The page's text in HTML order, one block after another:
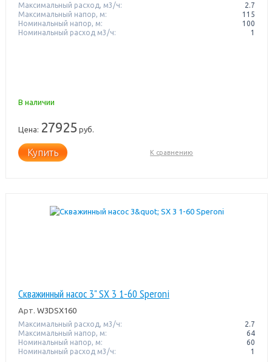
Максимальный расход, м3/ч:
2.7
Максимальный напор, м:
115
Номинальный напор, м:
100
Номинальный расход м3/ч:
1
В наличии
Цена: 27925 руб.
Купить К сравнению
Скважинный насос 3" SX 3 1-60 Speroni
Арт. W3DSX160
Максимальный расход, м3/ч:
2.7
Максимальный напор, м:
64
Номинальный напор, м:
60
Номинальный расход м3/ч:
1